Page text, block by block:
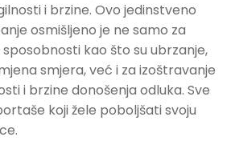
i brzine. Ovo jedinstveno
osmišljeno je ne samo za
kao što su ubrzanje,
smjera, već i za izoštravanje
i brzine donošenja odluka. Sve
koji žele poboljšati svoju